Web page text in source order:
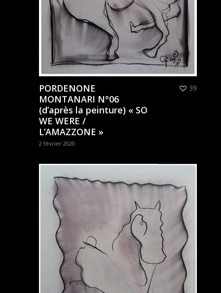
PORDENONE
MONTANARI N°06
(d’après la peinture) « SO
WE WERE /
L’AMAZZONE »
2 février 2020
39